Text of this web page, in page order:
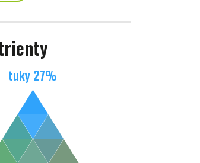
tuky 27%